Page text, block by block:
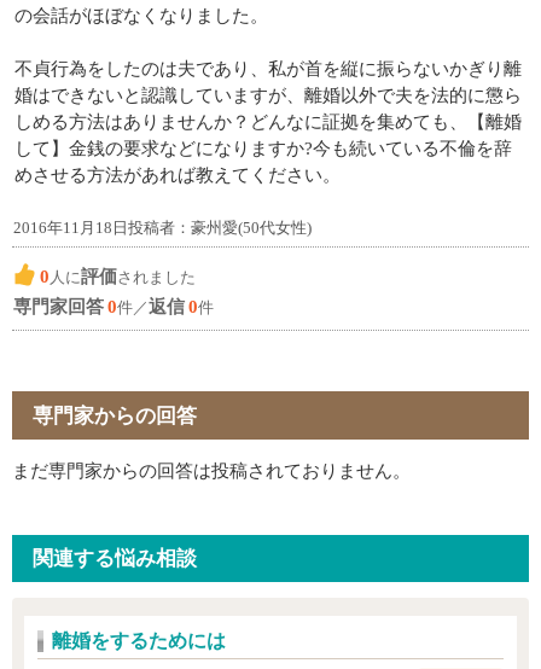
の会話がほぼなくなりました。
不貞行為をしたのは夫であり、私が首を縦に振らないかぎり離
婚はできないと認識していますが、離婚以外で夫を法的に懲ら
しめる方法はありませんか？どんなに証拠を集めても、【離婚
して】金銭の要求などになりますか?今も続いている不倫を辞
めさせる方法があれば教えてください。
2016年11月18日投稿者：豪州愛(50代女性)
0 人に評価されました
専門家回答0件／返信0件
専門家からの回答
まだ専門家からの回答は投稿されておりません。
関連する悩み相談
離婚をするためには